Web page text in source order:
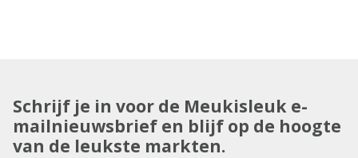
Schrijf je in voor de Meukisleuk e-
mailnieuwsbrief en blijf op de hoogte
van de leukste markten.